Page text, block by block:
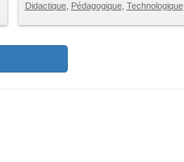
Didactique, Pédagogique, Technologique